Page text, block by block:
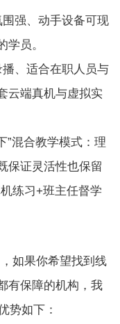
强、动手设备可现
学员。
、适合在职人员与
云端真机与虚拟实
”混合教学模式：理
保证灵活性也保留
练习+班主任督学
如果你希望找到线
有保障的机构，我
势如下：